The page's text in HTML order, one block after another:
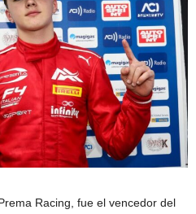
Prema Racing, fue el vencedor del